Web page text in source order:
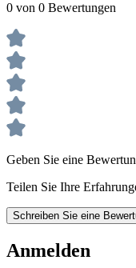
0 von 0 Bewertungen
Geben Sie eine
Teilen Sie Ihre
Schreiben Sie eine
Anmelden